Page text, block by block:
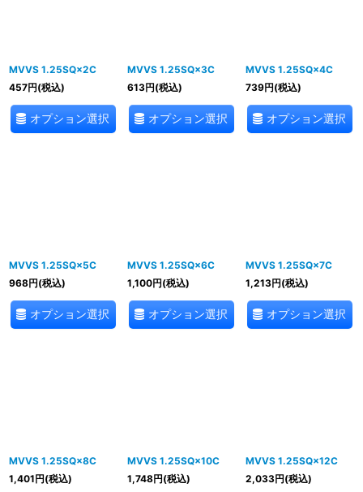
MVVS 1.25SQ×2C
457円(税込)
オプション選択
MVVS 1.25SQ×3C
613円(税込)
オプション選択
MVVS 1.25SQ×4C
739円(税込)
オプション選択
MVVS 1.25SQ×5C
968円(税込)
オプション選択
MVVS 1.25SQ×6C
1,100円(税込)
オプション選択
MVVS 1.25SQ×7C
1,213円(税込)
オプション選択
MVVS 1.25SQ×8C
1,401円(税込)
MVVS 1.25SQ×10C
1,748円(税込)
MVVS 1.25SQ×12C
2,033円(税込)